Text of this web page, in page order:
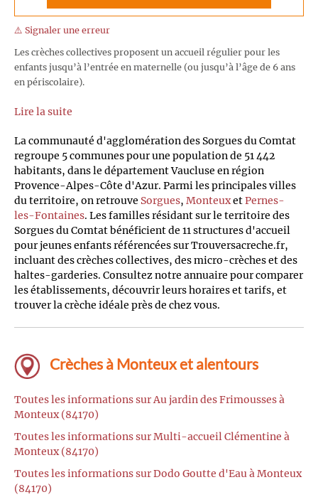
⚠️ Signaler une erreur
Les crèches collectives proposent un accueil régulier pour les
enfants jusqu’à l’entrée en maternelle (ou jusqu’à l’âge de 6 ans
en périscolaire).
Lire la suite
La communauté d'agglomération des Sorgues du Comtat
regroupe 5 communes pour une population de 51 442
habitants, dans le département Vaucluse en région
Provence-Alpes-Côte d'Azur. Parmi les principales villes
du territoire, on retrouve Sorgues, MonteuxetPernes-
les-Fontaines. Les familles résidant sur le territoire des
Sorgues du Comtat bénéficient de 11 structures d'accueil
pour jeunes enfants référencées sur Trouversacreche.fr,
incluant des crèches collectives, des micro-crèches et des
haltes-garderies. Consultez notre annuaire pour comparer
les établissements, découvrir leurs horaires et tarifs, et
trouver la crèche idéale près de chez vous.
Crèches à Monteux et alentours
Toutes les informations sur Au jardin des Frimousses à
Monteux (84170)
Toutes les informations sur Multi-accueil Clémentine à
Monteux (84170)
Toutes les informations sur Dodo Goutte d'Eau à Monteux
(84170)